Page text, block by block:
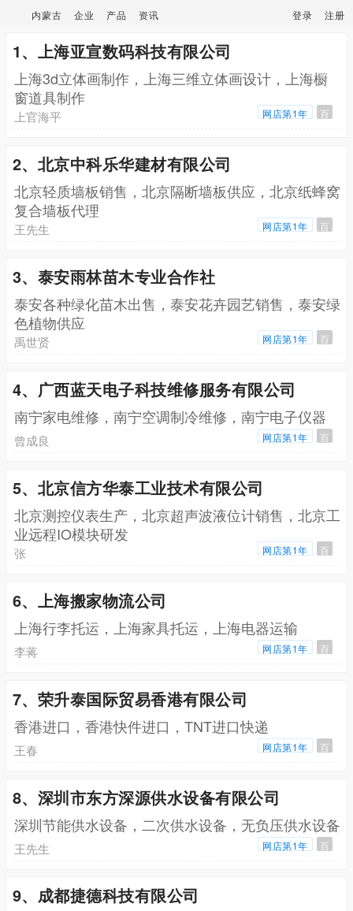
内蒙古 企业 产品 资讯 登录 注册
1、上海亚宣数码科技有限公司
上海3d立体画制作，上海三维立体画设计，上海橱
窗道具制作
上官海平 网店第1年 百
2、北京中科乐华建材有限公司
北京轻质墙板销售，北京隔断墙板供应，北京纸蜂窝
复合墙板代理
王先生 网店第1年 百
3、泰安雨林苗木专业合作社
泰安各种绿化苗木出售，泰安花卉园艺销售，泰安绿
色植物供应
禹世贤 网店第1年 百
4、广西蓝天电子科技维修服务有限公司
南宁家电维修，南宁空调制冷维修，南宁电子仪器
曾成良 网店第1年 百
5、北京信方华泰工业技术有限公司
北京测控仪表生产，北京超声波液位计销售，北京工
业远程IO模块研发
张 网店第1年 百
6、上海搬家物流公司
上海行李托运，上海家具托运，上海电器运输
李蒋 网店第1年 百
7、荣升泰国际贸易香港有限公司
香港进口，香港快件进口，TNT进口快递
王春 网店第1年 百
8、深圳市东方深源供水设备有限公司
深圳节能供水设备，二次供水设备，无负压供水设备
王先生 网店第1年 百
9、成都捷德科技有限公司